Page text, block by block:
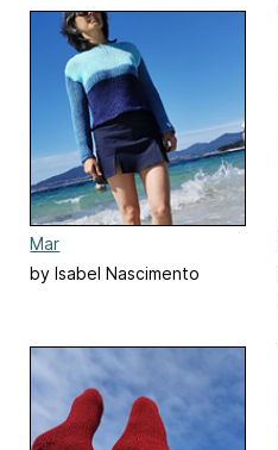
Mar
by Isabel Nascimento